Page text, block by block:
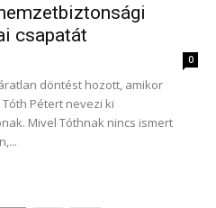
csapatát
0
döntést hozott, amikor
Pétert nevezi ki
Mivel Tóthnak nincs ismert